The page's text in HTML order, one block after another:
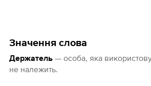
Значення слова
Держатель— особа, яка
не належить.